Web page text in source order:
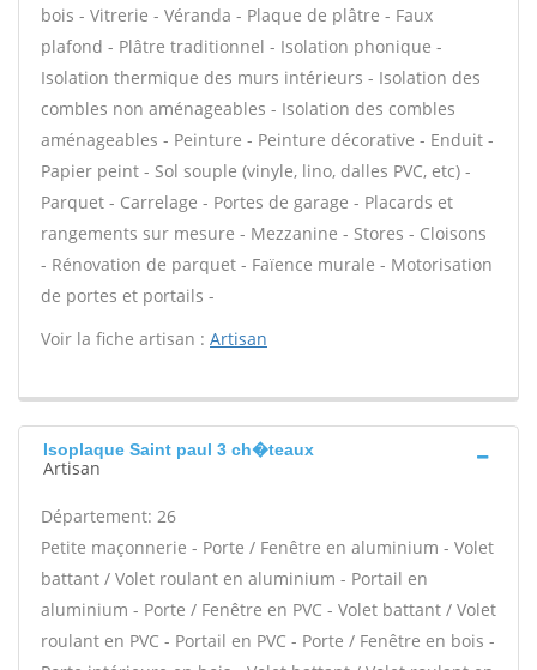
bois - Vitrerie - Véranda - Plaque de plâtre - Faux
plafond - Plâtre traditionnel - Isolation phonique -
Isolation thermique des murs intérieurs - Isolation des
combles non aménageables - Isolation des combles
aménageables - Peinture - Peinture décorative - Enduit -
Papier peint - Sol souple (vinyle, lino, dalles PVC, etc) -
Parquet - Carrelage - Portes de garage - Placards et
rangements sur mesure - Mezzanine - Stores - Cloisons
- Rénovation de parquet - Faïence murale - Motorisation
de portes et portails -
Voir la fiche artisan : Artisan
Isoplaque Saint paul 3 ch�teaux
Artisan
Département: 26
Petite maçonnerie - Porte / Fenêtre en aluminium - Volet
battant / Volet roulant en aluminium - Portail en
aluminium - Porte / Fenêtre en PVC - Volet battant / Volet
roulant en PVC - Portail en PVC - Porte / Fenêtre en bois -